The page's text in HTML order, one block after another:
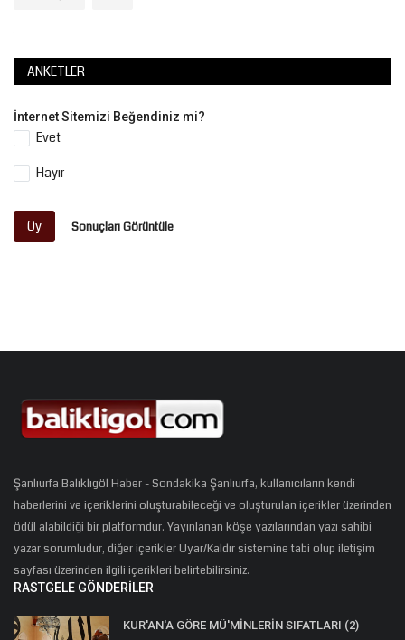
ANKETLER
İnternet Sitemizi Beğendiniz mi?
Evet
Hayır
Oy Sonuçları Görüntüle
Şanlıurfa Balıklıgöl Haber - Sondakika Şanlıurfa, kullanıcıların kendi
haberlerini ve içeriklerini oluşturabileceği ve oluşturulan içerikler üzerinden
ödül alabildiği bir platformdur. Yayınlanan köşe yazılarından yazı sahibi
yazar sorumludur, diğer içerikler Uyar/Kaldır sistemine tabi olup iletişim
sayfası üzerinden ilgili içerikleri belirtebilirsiniz.
RASTGELE GÖNDERILER
KUR'AN'A GÖRE MÜ'MİNLERİN SIFATLARI (2)